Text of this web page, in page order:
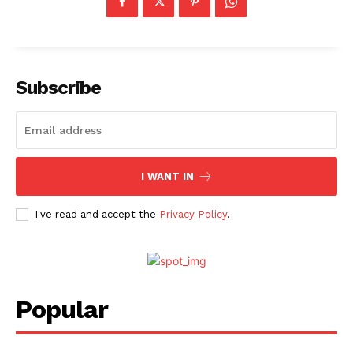
Subscribe
I WANT IN
I've read and accept the Privacy Policy.
Popular